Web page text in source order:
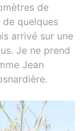
de
quelques
arrivé sur une
Je ne prend
Jean